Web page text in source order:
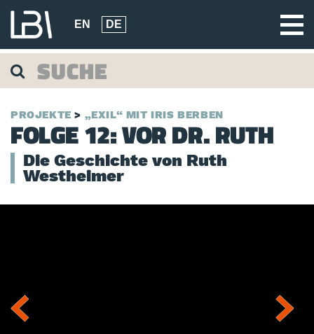
EN DE
PROJEKTE „EXIL“ MIT IRIS BERBEN
FOLGE 12: VOR DR. RUTH
Die Geschichte von Ruth
Westheimer